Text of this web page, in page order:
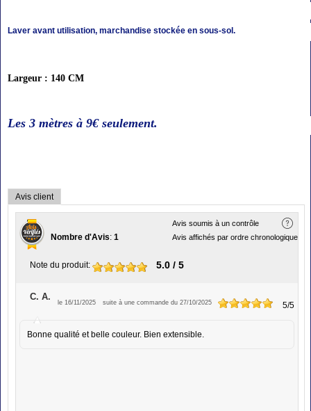
Laver avant utilisation, marchandise stockée en sous-sol.
Largeur : 140 CM
Les 3 mètres à 9€seulement.
Avis client
Avis soumis à un contrôle
Avis affichés par ordre chronologique
Nombre d'Avis: 1
Note du produit: 5.0 / 5
C. A.
le 16/11/2025 suite à une commande du 27/10/2025 5/5
Bonne qualité et belle couleur. Bien extensible.